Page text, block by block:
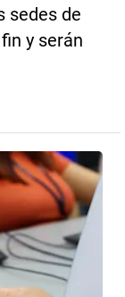
sedes de
y serán